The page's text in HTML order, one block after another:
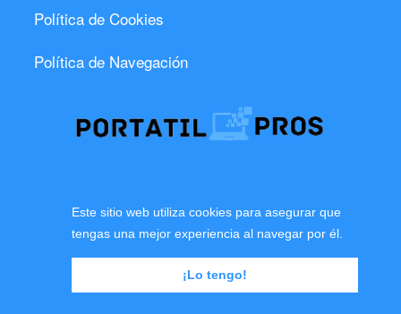
Política de Cookies
Política de Navegación
© 2024 PORTATIL PROS · Todos los derechos
Este sitio web utiliza cookies para asegurar que
tengas una mejor experiencia al navegar por él.
¡Lo tengo!